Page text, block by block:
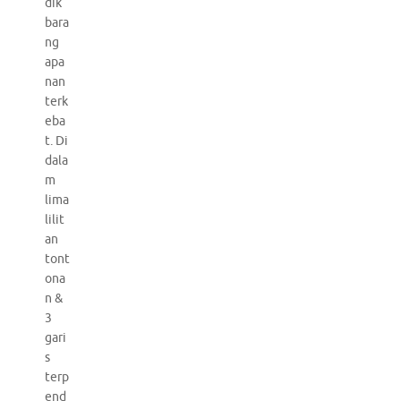
dik
bara
ng
apa
nan
terk
eba
t. Di
dala
m
lima
lilit
an
tont
ona
n &
3
gari
s
terp
end